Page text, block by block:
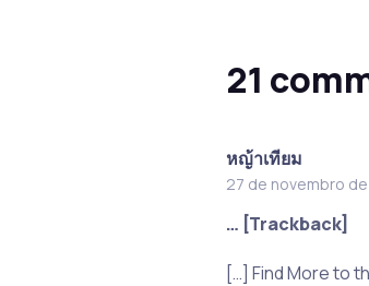
21
หญ้าเทียม
27 de novembro
… [Trackback]
[…] Find More to